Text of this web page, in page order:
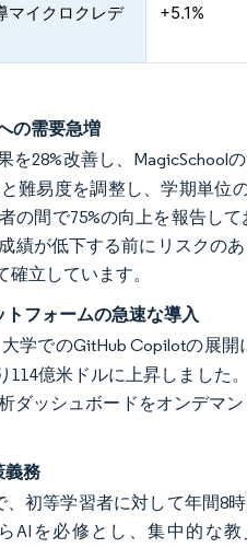
マイクロクレデ
+5.1%
の需要急増
28%改善し、MagicSchool
難易度を調整し、学期単位
の間で75%の向上を報告し
績が低下する前にリスクの
立しています。
フォームの急速な導入
学でのGitHub Copilotの展
114億米ドルに上昇しました
ダッシュボードをオンデマ
義務
初等学習者に対して年間8
AIを必修とし、集中的な